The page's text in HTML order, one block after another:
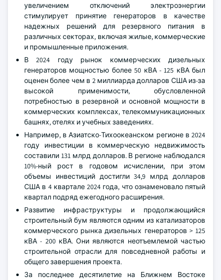
увеличением отключений электроэнергии
стимулирует принятие генераторов в качестве
надежных решений для резервного питания в
различных секторах, включая жилые, коммерческие
и промышленные приложения.
В 2024 году рынок коммерческих дизельных
генераторов мощностью более 50 кВА - 125 кВА был
оценен более чем в 2 миллиарда долларов США из-за
высокой применимости, обусловленной
потребностью в резервной и основной мощности в
коммерческих комплексах, телекоммуникационных
башнях, отелях и учебных заведениях.
Например, в Азиатско-Тихоокеанском регионе в 2024
году инвестиции в коммерческую недвижимость
составили 131 млрд долларов. В регионе наблюдался
10%-ный рост в годовом исчислении, при этом
объемы инвестиций достигли 34,9 млрд долларов
США в 4 квартале 2024 года, что ознаменовало пятый
квартал подряд ежегодного расширения.
Развитие инфраструктуры и продолжающийся
строительный бум являются одним из катализаторов
коммерческого рынка дизельных генераторов > 125
кВА - 200 кВА. Они являются неотъемлемой частью
строительной отрасли для повседневной работы и
общего завершения проекта.
За последнее десятилетие на Ближнем Востоке